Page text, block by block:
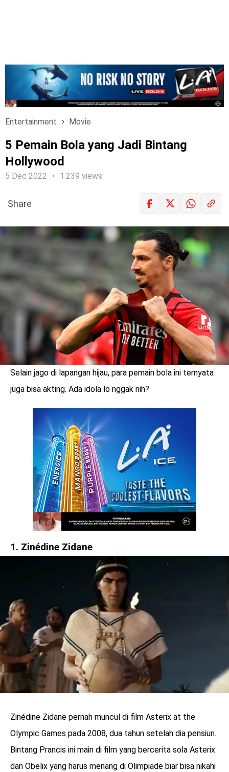
Entertainment Movie
5 Pemain Bola yang Jadi Bintang
Hollywood
5 Dec 2022 1.239 views
benefit
menarik
LOGIN
Share
Selain jago di lapangan hijau, para pemain bola ini ternyata
juga bisa akting. Ada idola lo nggak nih?
1. Zinédine Zidane
Zinédine Zidane pernah muncul di film Asterix at the
Olympic Games pada 2008, dua tahun setelah dia pensiun.
Bintang Prancis ini main di film yang bercerita sola Asterix
dan Obelix yang harus menang di Olimpiade biar bisa nikahi